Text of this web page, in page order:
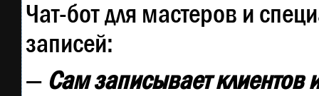
Чат-бот для мастеров и
записей:
— Сам записывает клиентов